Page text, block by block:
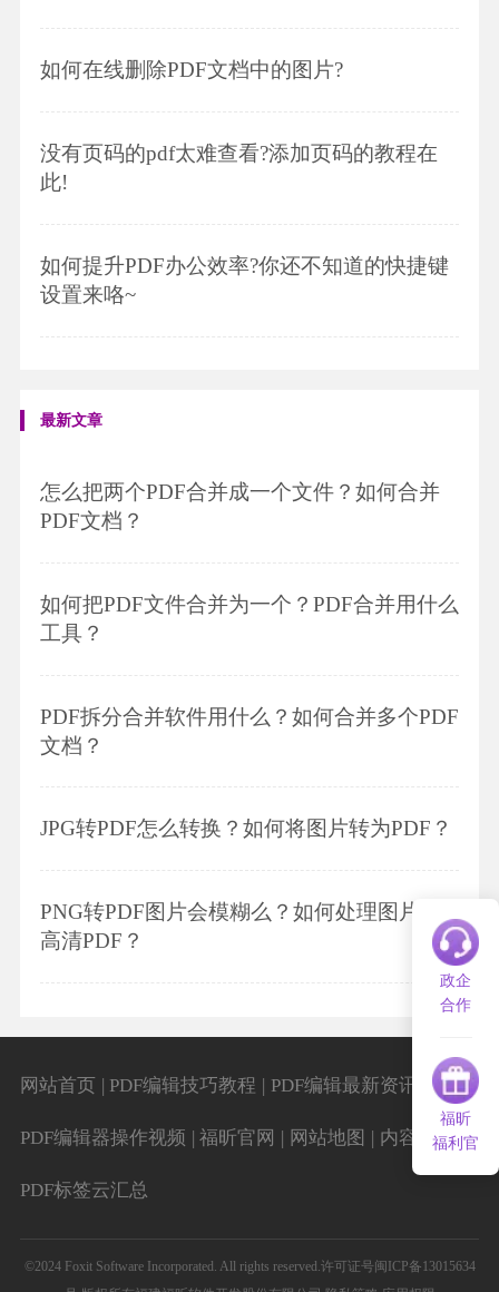
如何在线删除PDF文档中的图片?
没有页码的pdf太难查看?添加页码的教程在
此!
如何提升PDF办公效率?你还不知道的快捷键
设置来咯~
最新文章
怎么把两个PDF合并成一个文件？如何合并
PDF文档？
如何把PDF文件合并为一个？PDF合并用什么
工具？
PDF拆分合并软件用什么？如何合并多个PDF
文档？
JPG转PDF怎么转换？如何将图片转为PDF？
PNG转PDF图片会模糊么？如何处理图片转
高清PDF？
政企
合作
福昕
福利官
网站首页 | PDF编辑技巧教程 | PDF编辑最新资讯
PDF编辑器操作视频 | 福昕官网 | 网站地图 | 内容导航 |
PDF标签云汇总
©2024 Foxit Software Incorporated. All rights reserved.许可证号闽ICP备13015634